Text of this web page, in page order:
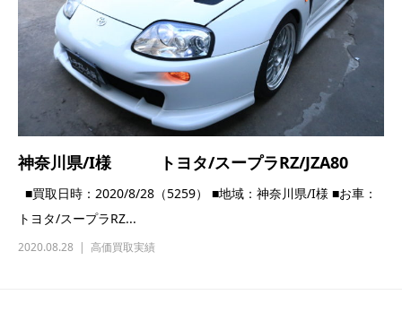
神奈川県/I様 トヨタ/スープラRZ/JZA80
■買取日時：2020/8/28（5259） ■地域：神奈川県/I様 ■お車：
トヨタ/スープラRZ...
2020.08.28 高価買取実績